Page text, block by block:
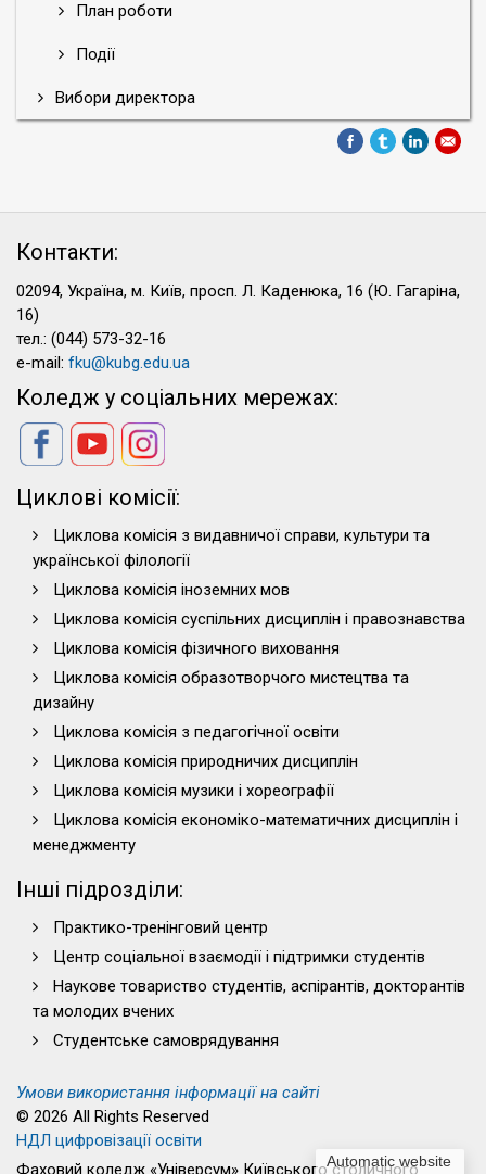
План роботи
Події
Вибори директора
Automatic website
Контакти:
02094, Україна, м. Київ, просп. Л. Каденюка, 16 (Ю. Гагаріна,
16)
тел.: (044) 573-32-16
e-mail: fku@kubg.edu.ua
Коледж у соціальних мережах:
Циклові комісії:
Циклова комісія з видавничої справи, культури та
української філології
Циклова комісія іноземних мов
Циклова комісія суспільних дисциплін і правознавства
Циклова комісія фізичного виховання
Циклова комісія образотворчого мистецтва та
дизайну
Циклова комісія з педагогічної освіти
Циклова комісія природничих дисциплін
Циклова комісія музики і хореографії
Циклова комісія економіко-математичних дисциплін і
менеджменту
Інші підрозділи:
Практико-тренінговий центр
Центр соціальної взаємодії і підтримки студентів
Наукове товариство студентів, аспірантів, докторантів
та молодих вчених
Студентське самоврядування
Умови використання інформації на сайті
© 2026 All Rights Reserved
НДЛ цифровізації освіти
Фаховий коледж «Універсум» Київського столичного